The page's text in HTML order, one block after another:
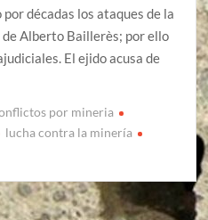
décadas los ataques de la
Alberto Baillerès; por ello
El ejido acusa de
por mineria
lucha contra la minería